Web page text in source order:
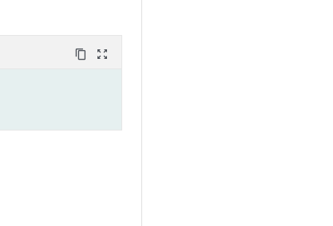
content_copy zoom_out_map